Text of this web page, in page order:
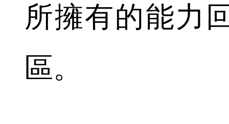
所擁有的能力
區。